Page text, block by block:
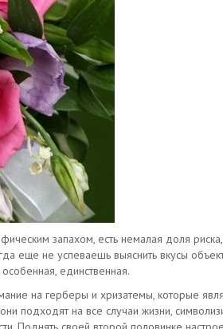
запахом, есть немалая доля
еще не успеваешь выяснить вкусы
единственная.
на герберы и хризатемы, которые
подходят на все случаи жизни,